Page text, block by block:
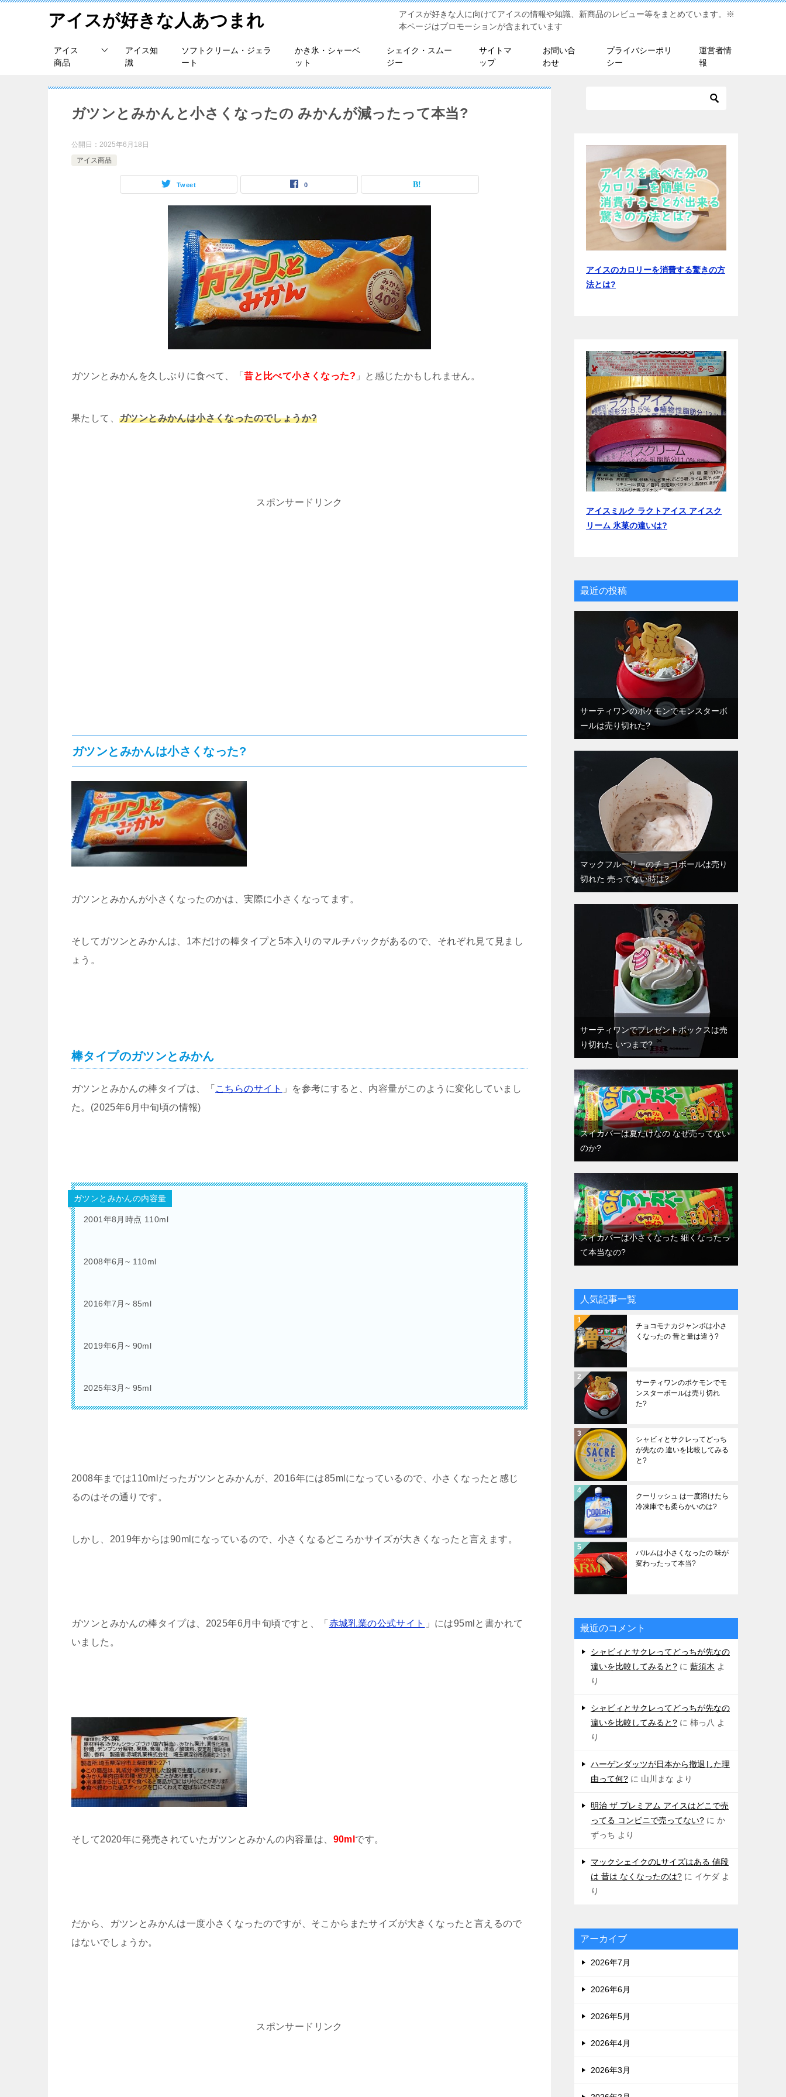
アイスが好きな人あつまれ
アイスが好きな人に向けてアイスの情報や知識、新商品のレビュー等をまとめています。※
本ページはプロモーションが含まれています
アイス
商品
アイス知
識
ソフトクリーム・ジェラ
ート
かき氷・シャーベ
ット
シェイク・スムー
ジー
サイトマ
ップ
お問い合
わせ
プライバシーポリ
シー
運営者情
報
ガツンとみかんと小さくなったの みかんが減ったって本当?
公開日： 2025年6月18日
アイス商品
Tweet 0
ガツンとみかんを久しぶりに食べて、「昔と比べて小さくなった? 」と感じたかもしれません。
果たして、 ガツンとみかんは小さくなったのでしょうか?
スポンサードリンク
ガツンとみかんは小さくなった?
ガツンとみかんが小さくなったのかは、実際に小さくなってます。
そしてガツンとみかんは、1本だけの棒タイプと5本入りのマルチパックがあるので、それぞれ見て見まし
ょう。
棒タイプのガツンとみかん
ガツンとみかんの棒タイプは、「 こちらのサイト
」を参考にすると、内容量がこのように変化していまし
た。(2025年6月中旬頃の情報)
ガツンとみかんの内容量
2001年8月時点 110ml
2008年6月~ 110ml
2016年7月~ 85ml
2019年6月~ 90ml
2025年3月~ 95ml
2008年までは110mlだったガツンとみかんが、2016年には85mlになっているので、小さくなったと感じ
るのはその通りです。
しかし、2019年からは90mlになっているので、小さくなるどころかサイズが大きくなったと言えます。
ガツンとみかんの棒タイプは、2025年6月中旬頃ですと、「 赤城乳業の公式サイト
」には95mlと書かれて
いました。
そして2020年に発売されていたガツンとみかんの内容量は、 90ml です。
だから、ガツンとみかんは一度小さくなったのですが、そこからまたサイズが大きくなったと言えるので
はないでしょうか。
スポンサードリンク
アイスのカロリーを消費する驚きの方
法とは?
アイスミルク ラクトアイス アイスク
リーム 氷菓の違いは?
最近の投稿
サーティワンのポケモンでモンスターボ
ールは売り切れた?
マックフルーリーのチョコボールは売り
切れた 売ってない時は?
サーティワンでプレゼントボックスは売
り切れた いつまで?
スイカバーは夏だけなの なぜ売ってない
のか?
スイカバーは小さくなった 細くなったっ
て本当なの?
人気記事一覧
チョコモナカジャンボは小さ
くなったの 昔と量は違う?
サーティワンのポケモンでモ
ンスターボールは売り切れ
た?
シャビィとサクレってどっち
が先なの 違いを比較してみる
と?
クーリッシュ は一度溶けたら
冷凍庫でも柔らかいのは?
パルムは小さくなったの 味が
変わったって本当?
最近のコメント
シャビィとサクレってどっちが先なの
違いを比較してみると? に 藍須木 よ
り
シャビィとサクレってどっちが先なの
違いを比較してみると? に 柿っ八 よ
り
ハーゲンダッツが日本から撤退した理
由って何? に 山川まな より
明治 ザ プレミアム アイスはどこで売
ってる コンビニで売ってない? に か
ずっち より
マックシェイクのLサイズはある 値段
は 昔は なくなったのは? に イケダ よ
り
アーカイブ
2026年7月
2026年6月
2026年5月
2026年4月
2026年3月